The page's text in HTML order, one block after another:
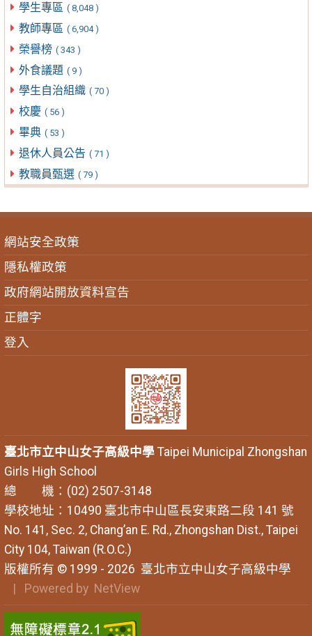
學生專區 ( 8,048 )
教師專區 ( 6,904 )
榮譽榜 ( 343 )
外食議題 ( 9 )
學生自治組織 ( 70 )
校慶 ( 56 )
畢典 ( 53 )
退休人員公告 ( 71 )
教職員甄選 ( 79 )
網站安全政策
隱私權政策
政府網站開放資料宣告
正體字
登入
臺北市立中山女子高級中學Taipei Municipal Zhongshan
Girls High School
總 機：(02) 2507-3148
學校地址：10490 臺北市中山區長安東路二段 141 號
No. 141, Sec. 2, Chang’an E. Rd., Zhongshan Dist., Taipei
City 104, Taiwan (R.O.C.)
版權所有 © 1999 - 2026 臺北市立中山女子高級中學
| Powered by NetView